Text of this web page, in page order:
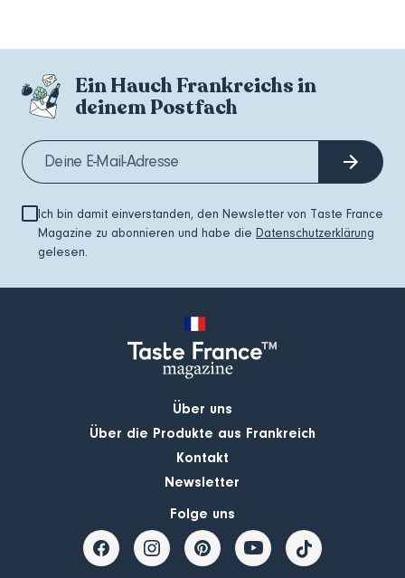
Ein Hauch Frankreichs in
deinem Postfach
Ich bin damit einverstanden, den Newsletter von Taste France
Magazine zu abonnieren und habe die Datenschutzerklärung
gelesen.
Über uns
Über die Produkte aus Frankreich
Kontakt
Newsletter
Folge uns